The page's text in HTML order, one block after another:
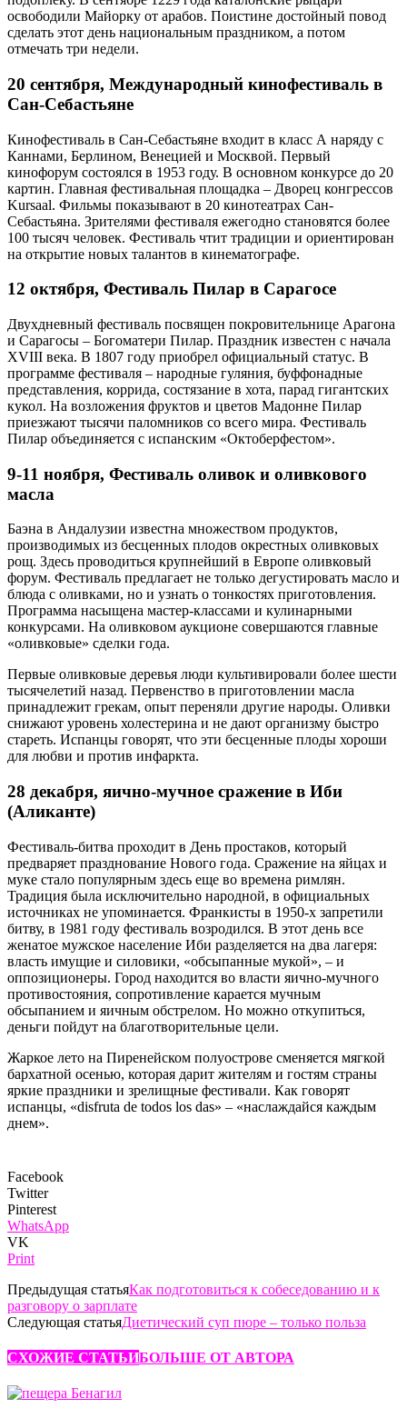
освободили Майорку от арабов. Поистине достойный повод
сделать этот день национальным праздником, а потом
отмечать три недели.
20 сентября, Международный кинофестиваль в
Сан-Себастьяне
Кинофестиваль в Сан-Себастьяне входит в класс А наряду с
Каннами, Берлином, Венецией и Москвой. Первый
кинофорум состоялся в 1953 году. В основном конкурсе до 20
картин. Главная фестивальная площадка – Дворец конгрессов
Kursaal. Фильмы показывают в 20 кинотеатрах Сан-
Себастьяна. Зрителями фестиваля ежегодно становятся более
100 тысяч человек. Фестиваль чтит традиции и ориентирован
на открытие новых талантов в кинематографе.
12 октября, Фестиваль Пилар в Сарагосе
Двухдневный фестиваль посвящен покровительнице Арагона
и Сарагосы – Богоматери Пилар. Праздник известен с начала
XVIII века. В 1807 году приобрел официальный статус. В
программе фестиваля – народные гуляния, буффонадные
представления, коррида, состязание в хота, парад гигантских
кукол. На возложения фруктов и цветов Мадонне Пилар
приезжают тысячи паломников со всего мира. Фестиваль
Пилар объединяется с испанским «Октоберфестом».
9-11 ноября, Фестиваль оливок и оливкового
масла
Баэна в Андалузии известна множеством продуктов,
производимых из бесценных плодов окрестных оливковых
рощ. Здесь проводиться крупнейший в Европе оливковый
форум. Фестиваль предлагает не только дегустировать масло и
блюда с оливками, но и узнать о тонкостях приготовления.
Программа насыщена мастер-классами и кулинарными
конкурсами. На оливковом аукционе совершаются главные
«оливковые» сделки года.
Первые оливковые деревья люди культивировали более шести
тысячелетий назад. Первенство в приготовлении масла
принадлежит грекам, опыт переняли другие народы. Оливки
снижают уровень холестерина и не дают организму быстро
стареть. Испанцы говорят, что эти бесценные плоды хороши
для любви и против инфаркта.
28 декабря, яично-мучное сражение в Иби
(Аликанте)
Фестиваль-битва проходит в День простаков, который
предваряет празднование Нового года. Сражение на яйцах и
муке стало популярным здесь еще во времена римлян.
Традиция была исключительно народной, в официальных
источниках не упоминается. Франкисты в 1950-х запретили
битву, в 1981 году фестиваль возродился. В этот день все
женатое мужское население Иби разделяется на два лагеря:
власть имущие и силовики, «обсыпанные мукой», – и
оппозиционеры. Город находится во власти яично-мучного
противостояния, сопротивление карается мучным
обсыпанием и яичным обстрелом. Но можно откупиться,
деньги пойдут на благотворительные цели.
Жаркое лето на Пиренейском полуострове сменяется мягкой
бархатной осенью, которая дарит жителям и гостям страны
яркие праздники и зрелищные фестивали. Как говорят
испанцы, «disfruta de todos los das» – «наслаждайся каждым
днем».
Facebook
Twitter
Pinterest
WhatsApp
VK
Print
Предыдущая статьяКак подготовиться к собеседованию и к
разговору о зарплате
Следующая статьяДиетический суп пюре – только польза
СХОЖИЕ СТАТЬИБОЛЬШЕ ОТ АВТОРА